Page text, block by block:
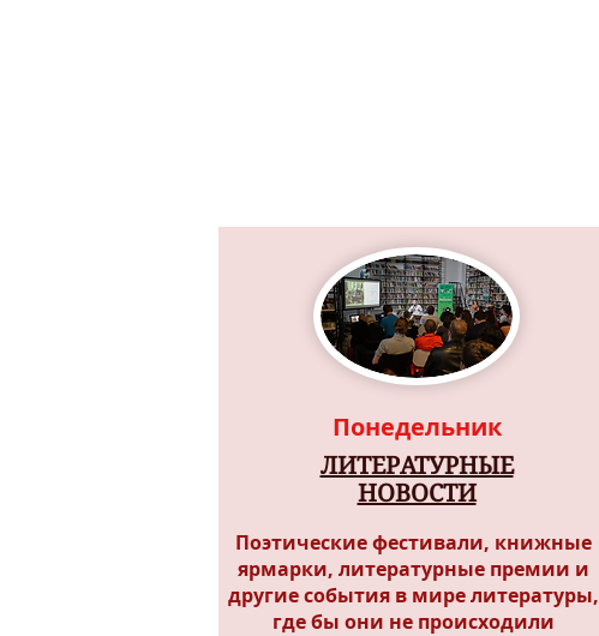
Понедельник
ЛИТЕРАТУРНЫЕ
НОВОСТИ
Поэтические фестивали, книжные
ярмарки, литературные премии и
другие события в мире литературы,
где бы они не происходили